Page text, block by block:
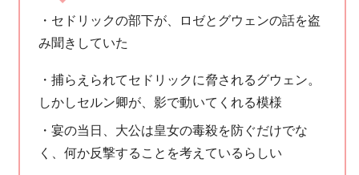
・セドリックの部下が、ロゼとグウェンの話を盗
み聞きしていた
・捕らえられてセドリックに脅されるグウェン。
しかしセルン卿が、影で動いてくれる模様
・宴の当日、大公は皇女の毒殺を防ぐだけでな
く、何か反撃することを考えているらしい